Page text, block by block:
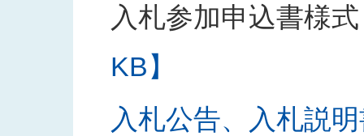
入札参加申込書様式
KB】
入札公告、入札説